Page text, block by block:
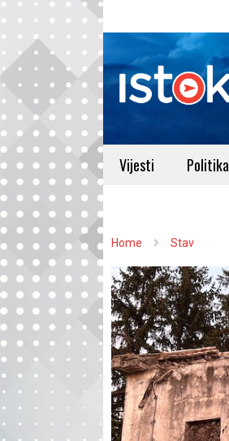
Vijesti Politika
Home Stav